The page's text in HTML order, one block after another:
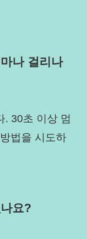
나 걸리나
. 30초 이상 멈
법을 시도하
요?